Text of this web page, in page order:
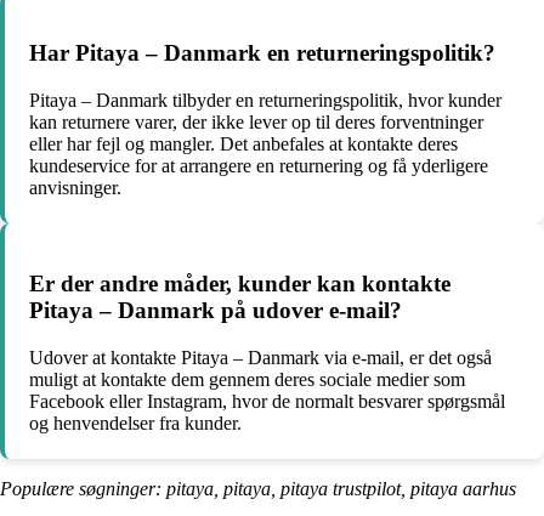
Har Pitaya – Danmark en returneringspolitik?
Pitaya – Danmark tilbyder en returneringspolitik, hvor kunder
kan returnere varer, der ikke lever op til deres forventninger
eller har fejl og mangler. Det anbefales at kontakte deres
kundeservice for at arrangere en returnering og få yderligere
anvisninger.
Er der andre måder, kunder kan kontakte
Pitaya – Danmark på udover e-mail?
Udover at kontakte Pitaya – Danmark via e-mail, er det også
muligt at kontakte dem gennem deres sociale medier som
Facebook eller Instagram, hvor de normalt besvarer spørgsmål
og henvendelser fra kunder.
Populære søgninger: pitaya, pitaya, pitaya trustpilot, pitaya aarhus